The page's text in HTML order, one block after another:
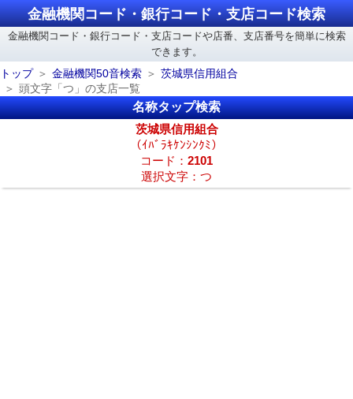
金融機関コード・銀行コード・支店コード検索
金融機関コード・銀行コード・支店コードや店番、支店番号を簡単に検索
できます。
トップ
金融機関50音検索
茨城県信用組合
頭文字「つ」の支店一覧
名称タップ検索
茨城県信用組合
（ｲﾊﾞﾗｷｹﾝｼﾝｸﾐ）
コード： 2101
選択文字：つ